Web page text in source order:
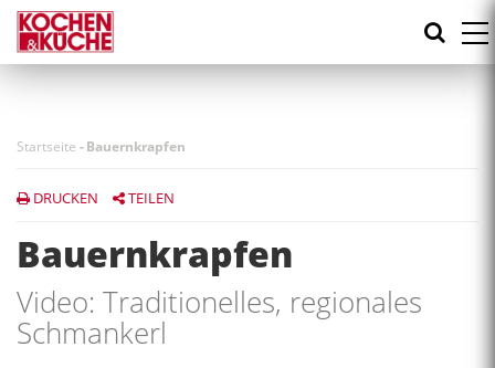
Direkt
zum
Inhalt
Startseite -Bauernkrapfen
DRUCKEN TEILEN
Bauernkrapfen
Video: Traditionelles, regionales
Schmankerl